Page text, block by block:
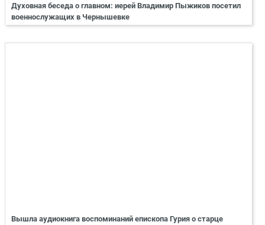
Духовная беседа о главном: иерей Владимир Пыжиков посетил
военнослужащих в Чернышевке
Вышла аудиокнига воспоминаний епископа Гурия о старце